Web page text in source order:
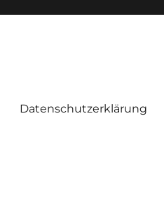
Datenschutzerklärung